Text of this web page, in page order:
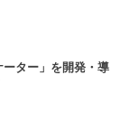
ター」を開発・導